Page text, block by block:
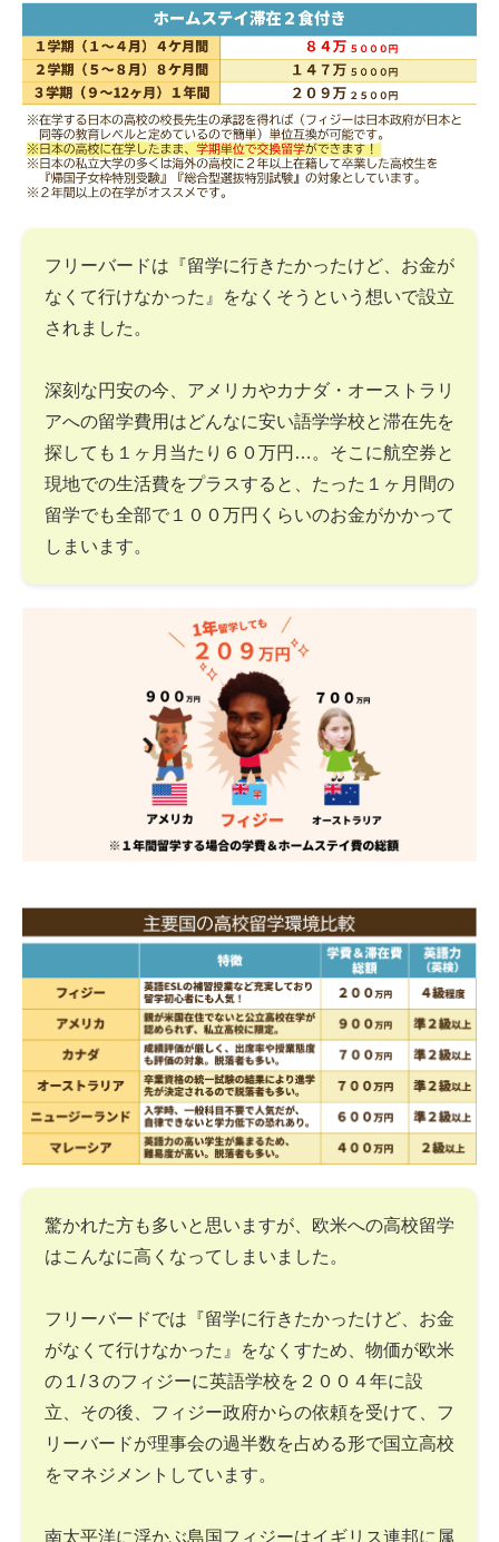
フリーバードは『留学に行きたかったけど、お金が
なくて行けなかった』をなくそうという想いで設立
されました。
深刻な円安の今、アメリカやカナダ・オーストラリ
アへの留学費用はどんなに安い語学学校と滞在先を
探しても１ヶ月当たり６０万円…。そこに航空券と
現地での生活費をプラスすると、たった１ヶ月間の
留学でも全部で１００万円くらいのお金がかかって
しまいます。
驚かれた方も多いと思いますが、欧米への高校留学
はこんなに高くなってしまいました。
フリーバードでは『留学に行きたかったけど、お金
がなくて行けなかった』をなくすため、物価が欧米
の１/３のフィジーに英語学校を２００４年に設
立、その後、フィジー政府からの依頼を受けて、フ
リーバードが理事会の過半数を占める形で国立高校
をマネジメントしています。
南太平洋に浮かぶ島国フィジーはイギリス連邦に属